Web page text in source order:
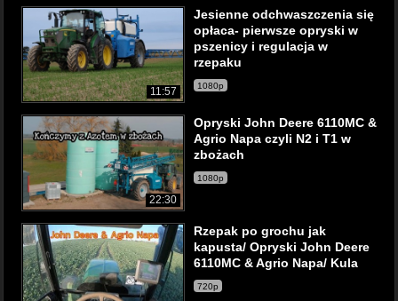
11:57
Jesienne odchwaszczenia się
opłaca- pierwsze opryski w
pszenicy i regulacja w
rzepaku
1080p
22:30
Opryski John Deere 6110MC &
Agrio Napa czyli N2 i T1 w
zbożach
1080p
Rzepak po grochu jak
kapusta/ Opryski John Deere
6110MC & Agrio Napa/ Kula
720p